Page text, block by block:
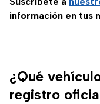
información en tus
¿Qué
registro